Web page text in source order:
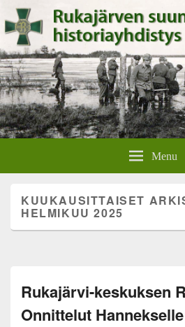
RukajärvenMenu
KUUKAUSITTAISET
HELMIKUU 2025
Rukajärvi-keskuksen
Onnittelut Hannekselle